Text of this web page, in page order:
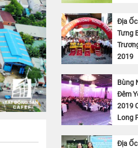
Địa
Tưng
2019
Bùng
Đêm
2019
Long
Địa